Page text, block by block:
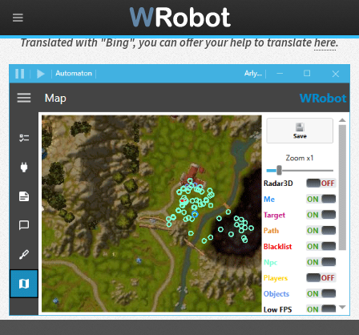
Translated with "Bing", you can offer your help to translatehere.